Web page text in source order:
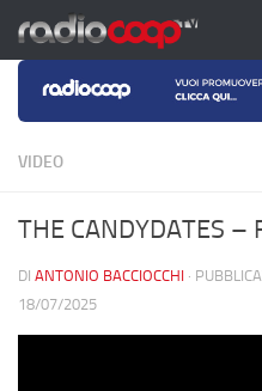
Salta al contenuto
VIDEO
THE CANDYDATES
DI ANTONIO BACCIOCCHI ·
18/07/2025